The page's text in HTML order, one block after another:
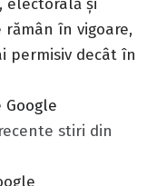
electorală și
în vigoare,
permisiv decât în
stiri din